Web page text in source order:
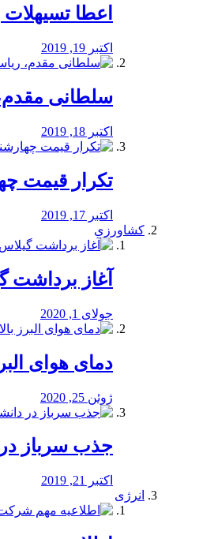
️اعطا
اکتبر 19, 2019
سلطانی
اکتبر 18, 2019
تکرار قیمت
اکتبر 17, 2019
کشاورزی
آغاز برداشت
جولای 1, 2020
دمای هوای
ژوئن 25, 2020
جذب سرباز
اکتبر 21, 2019
انرژی